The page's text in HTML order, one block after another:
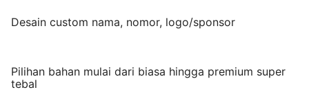
Desain custom nama, nomor, logo/sponsor
Pilihan bahan mulai dari biasa hingga premium super
tebal